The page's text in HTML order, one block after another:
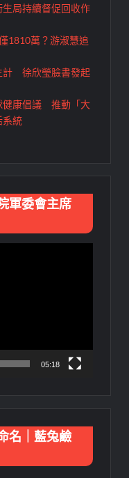
局持續督促回收作
1810萬？游淑慧追
計 徐欣瑩臉書發起
健康倡議 推動「大
系統
軍委會主席
05:18
名｜藍兔鹼